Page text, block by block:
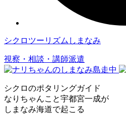
シクロツーリズムしまなみ
視察・相談・講師派遣
シクロのポタリングガイド
なりちゃんこと宇都宮一成が
しまなみ海道で起こる